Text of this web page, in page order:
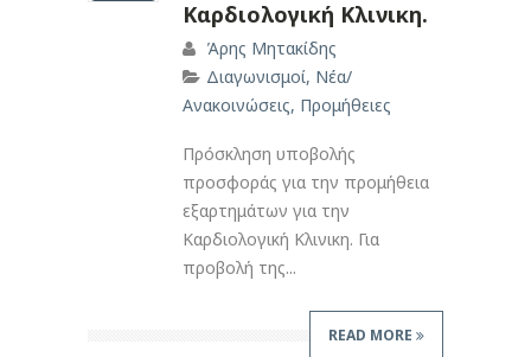
Καρδιολογική Κλινικη.
Άρης Μητακίδης
Διαγωνισμοί, Νέα/
Ανακοινώσεις, Προμήθειες
Πρόσκληση υποβολής
προσφοράς για την προμήθεια
εξαρτημάτων για την
Καρδιολογική Κλινικη. Για
προβολή της...
READ MORE